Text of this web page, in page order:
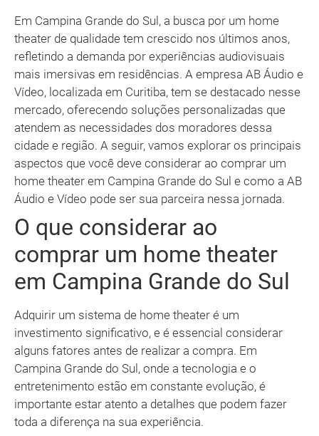
Em Campina Grande do Sul, a busca por um home
theater de qualidade tem crescido nos últimos anos,
refletindo a demanda por experiências audiovisuais
mais imersivas em residências. A empresa AB Áudio e
Vídeo, localizada em Curitiba, tem se destacado nesse
mercado, oferecendo soluções personalizadas que
atendem as necessidades dos moradores dessa
cidade e região. A seguir, vamos explorar os principais
aspectos que você deve considerar ao comprar um
home theater em Campina Grande do Sul e como a AB
Áudio e Vídeo pode ser sua parceira nessa jornada.
O que considerar ao
comprar um home theater
em Campina Grande do Sul
Adquirir um sistema de home theater é um
investimento significativo, e é essencial considerar
alguns fatores antes de realizar a compra. Em
Campina Grande do Sul, onde a tecnologia e o
entretenimento estão em constante evolução, é
importante estar atento a detalhes que podem fazer
toda a diferença na sua experiência.